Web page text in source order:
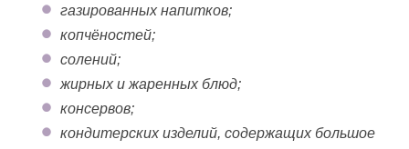
газированных напитков;
копчёностей;
солений;
жирных и жаренных блюд;
консервов;
кондитерских изделий, содержащих большое